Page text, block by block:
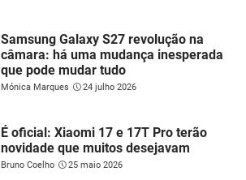
Samsung Galaxy S27 revolução na
câmara: há uma mudança inesperada
que pode mudar tudo
Mónica Marques 24 julho 2026
É oficial: Xiaomi 17 e 17T Pro terão
novidade que muitos desejavam
Bruno Coelho 25 maio 2026